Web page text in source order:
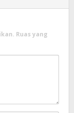
Ruas yang